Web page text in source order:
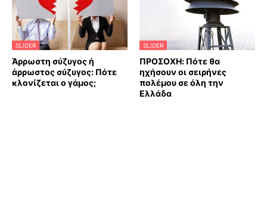
SLIDER
Άρρωστη σύζυγος ή
άρρωστος σύζυγος: Πότε
κλονίζεται ο γάμος;
SLIDER
ΠΡΟΣΟΧΗ: Πότε θα
ηχήσουν οι σειρήνες
πολέμου σε όλη την
Ελλάδα